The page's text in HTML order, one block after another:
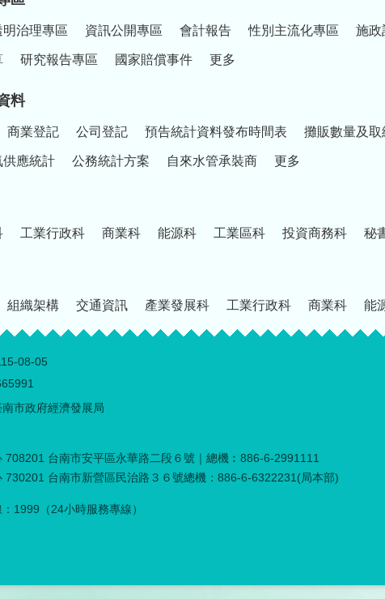
治理專區 資訊公開專區 會計報告 性別主流化專區 施政
研究報告專區 國家賠償事件 更多
料
商業登記 公司登記 預告統計資料發布時間表 攤販數量及取
供應統計 公務統計方案 自來水管承裝商 更多
工業行政科 商業科 能源科 工業區科 投資商務科 秘
組織架構 交通資訊 產業發展科 工業行政科 商業科 能
08-05
市政府經濟發展局
708201 台南市安平區永華路二段６號｜總機︰886-6-2991111
730201 台南市新營區民治路３６號總機：886-6-6322231(局本部)
1999（24小時服務專線）